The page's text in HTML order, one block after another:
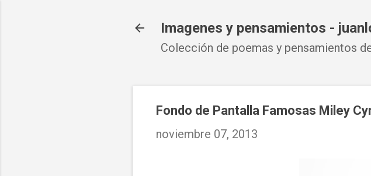
Imagenes y pensamientos -
Colección de poemas y pensamientos
Fondo de Pantalla Famosas Miley
noviembre 07, 2013